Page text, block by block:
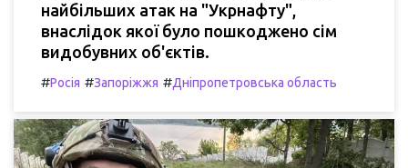
найбільших атак на "Укрнафту",
внаслідок якої було пошкоджено сім
видобувних об'єктів.
#Росія #Запоріжжя #Дніпропетровська область